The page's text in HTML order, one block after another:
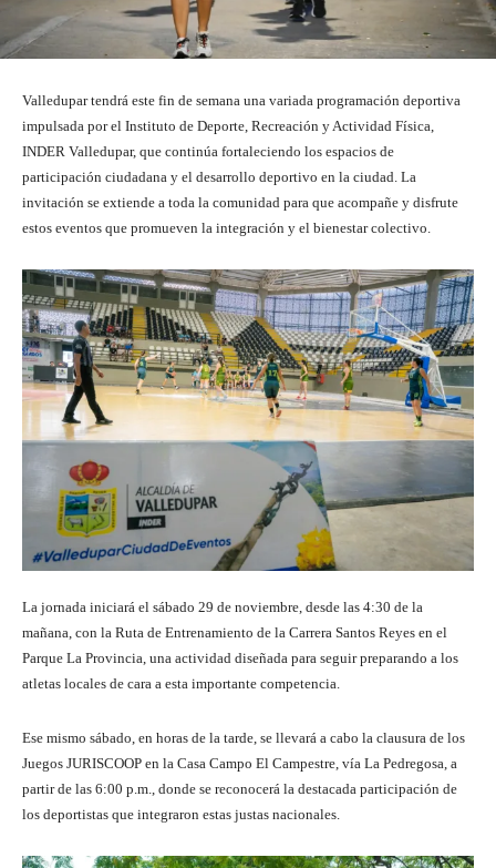
Valledupar tendrá este fin de semana una variada programación deportiva
impulsada por el Instituto de Deporte, Recreación y Actividad Física,
INDER Valledupar, que continúa fortaleciendo los espacios de
participación ciudadana y el desarrollo deportivo en la ciudad. La
invitación se extiende a toda la comunidad para que acompañe y disfrute
estos eventos que promueven la integración y el bienestar colectivo.
La jornada iniciará el sábado 29 de noviembre, desde las 4:30 de la
mañana, con la Ruta de Entrenamiento de la Carrera Santos Reyes en el
Parque La Provincia, una actividad diseñada para seguir preparando a los
atletas locales de cara a esta importante competencia.
Ese mismo sábado, en horas de la tarde, se llevará a cabo la clausura de los
Juegos JURISCOOP en la Casa Campo El Campestre, vía La Pedregosa, a
partir de las 6:00 p.m., donde se reconocerá la destacada participación de
los deportistas que integraron estas justas nacionales.